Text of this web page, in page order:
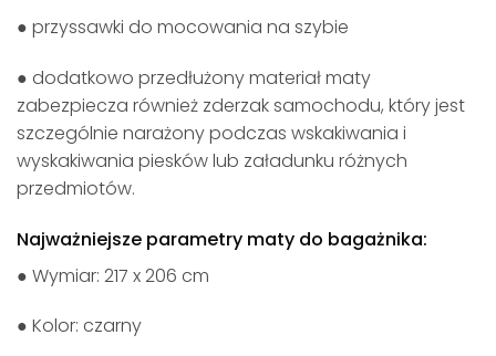
● przyssawki do mocowania na szybie
● dodatkowo przedłużony materiał maty
zabezpiecza również zderzak samochodu, który jest
szczególnie narażony podczas wskakiwania i
wyskakiwania piesków lub załadunku różnych
przedmiotów.
Najważniejsze parametry maty do bagażnika:
● Wymiar: 217 x 206 cm
● Kolor: czarny